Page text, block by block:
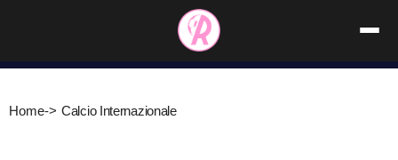
contenuto
Home-> Calcio Internazionale